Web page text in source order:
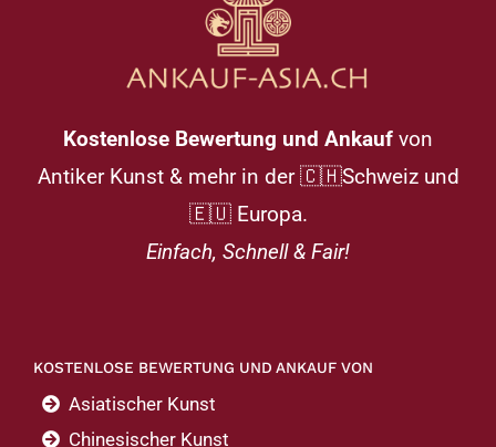
Kostenlose Bewertung und Ankauf von
Antiker Kunst & mehr in der 🇨🇭Schweiz und
🇪🇺 Europa.
Einfach, Schnell & Fair!
KOSTENLOSE BEWERTUNG UND ANKAUF VON
Asiatischer Kunst
Chinesischer Kunst